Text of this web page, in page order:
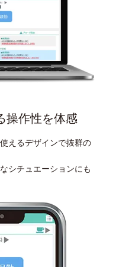
操作性を体感
えるデザインで抜群の
シチュエーションにも